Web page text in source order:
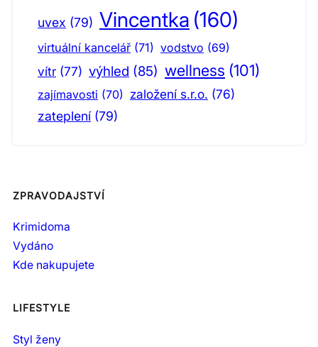
uvex (79) Vincentka (160)
virtuální kancelář (71) vodstvo (69)
vítr (77) výhled (85) wellness (101)
zajímavosti (70) založení s.r.o. (76)
zateplení (79)
ZPRAVODAJSTVÍ
Krimidoma
Vydáno
Kde nakupujete
LIFESTYLE
Styl ženy